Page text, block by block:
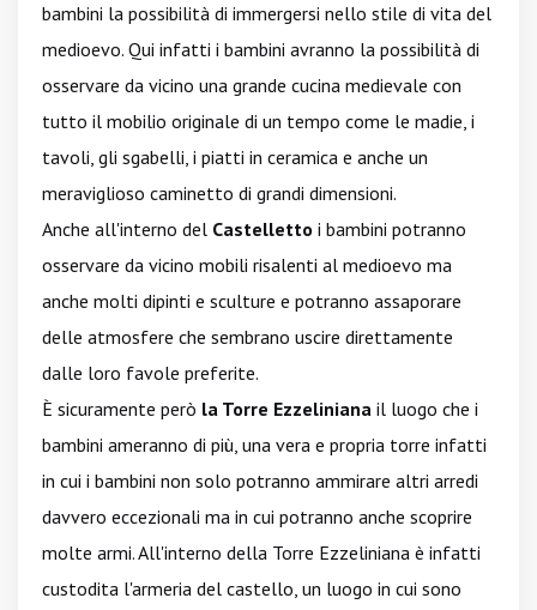
bambini la possibilità di immergersi nello stile di vita del
medioevo. Qui infatti i bambini avranno la possibilità di
osservare da vicino una grande cucina medievale con
tutto il mobilio originale di un tempo come le madie, i
tavoli, gli sgabelli, i piatti in ceramica e anche un
meraviglioso caminetto di grandi dimensioni.
Anche all'interno del Castelletto i bambini potranno
osservare da vicino mobili risalenti al medioevo ma
anche molti dipinti e sculture e potranno assaporare
delle atmosfere che sembrano uscire direttamente
dalle loro favole preferite.
È sicuramente però la Torre Ezzeliniana il luogo che i
bambini ameranno di più, una vera e propria torre infatti
in cui i bambini non solo potranno ammirare altri arredi
davvero eccezionali ma in cui potranno anche scoprire
molte armi. All'interno della Torre Ezzeliniana è infatti
custodita l'armeria del castello, un luogo in cui sono